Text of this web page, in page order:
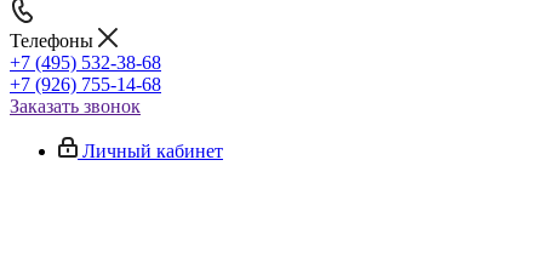
Телефоны
+7 (495) 532-38-68
+7 (926) 755-14-68
Заказать звонок
Личный кабинет